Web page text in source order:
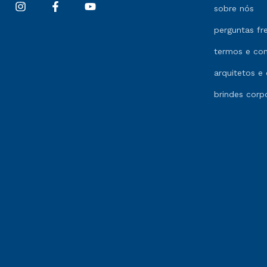
sobre nós
perguntas
termos e
arquitetos e
brindes